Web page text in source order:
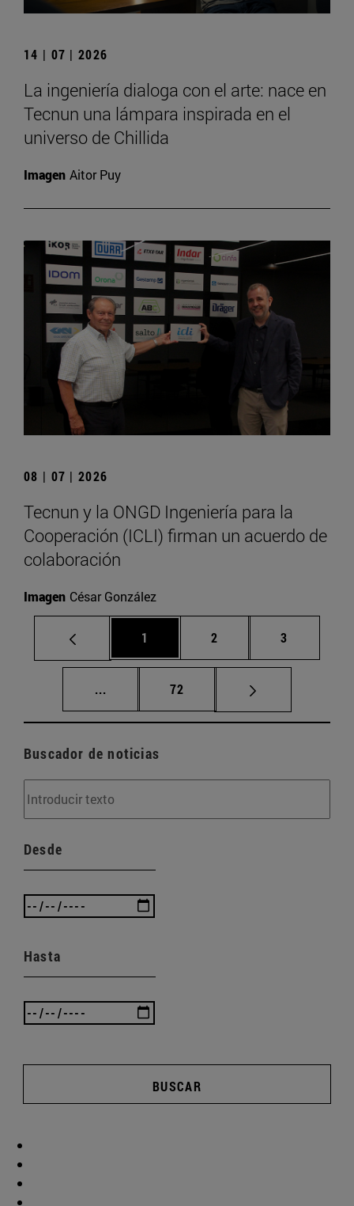
14 | 07 | 2026
La ingeniería dialoga con el arte: nace en
Tecnun una lámpara inspirada en el
universo de Chillida
Imagen Aitor Puy
08 | 07 | 2026
Tecnun y la ONGD Ingeniería para la
Cooperación (ICLI) firman un acuerdo de
colaboración
Imagen César González
Página
1 Página
2 Página
3
... Páginas intermedias Use TAB para
Página
72
Buscador de noticias
Desde
Hasta
BUSCAR